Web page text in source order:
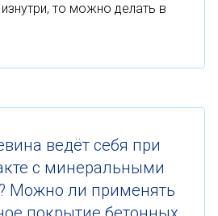
то можно делать в
ведёт себя при
с минеральными
Можно ли применять